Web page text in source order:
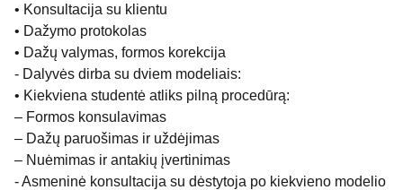
• Konsultacija su klientu
• Dažymo protokolas
• Dažų valymas, formos korekcija
- Dalyvės dirba su dviem modeliais:
• Kiekviena studentė atliks pilną procedūrą:
– Formos konsulavimas
– Dažų paruošimas ir uždėjimas
– Nuėmimas ir antakių įvertinimas
- Asmeninė konsultacija su dėstytoja po kiekvieno modelio